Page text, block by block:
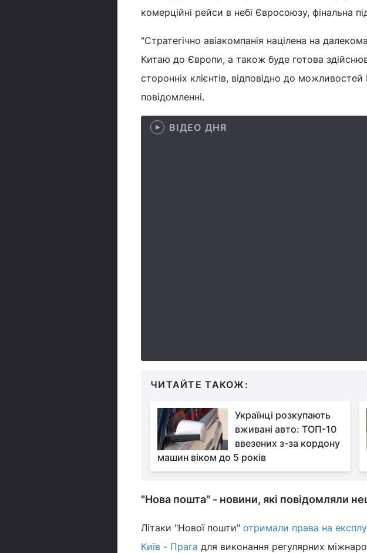
комерційні рейси в небі Євросоюзу, фінальна
"Стратегічно авіакомпанія націлена на
Китаю до Європи, а також буде готова
сторонніх клієнтів, відповідно до
повідомленні.
ВІДЕО ДНЯ
ЧИТАЙТЕ ТАКОЖ:
Українці розкупають
вживані авто: ТОП-10
ввезених з-за кордону
машин віком до 5 років
"Нова пошта" - новини, які повідомляли
Літаки "Нової пошти" отримали права на
Київ - Прага для виконання регулярних